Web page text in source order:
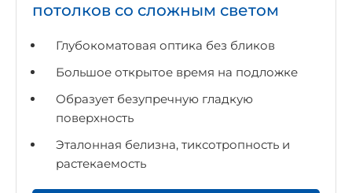
потолков со сложным светом
Глубокоматовая оптика без бликов
Большое открытое время на подложке
Образует безупречную гладкую
поверхность
Эталонная белизна, тиксотропность и
растекаемость